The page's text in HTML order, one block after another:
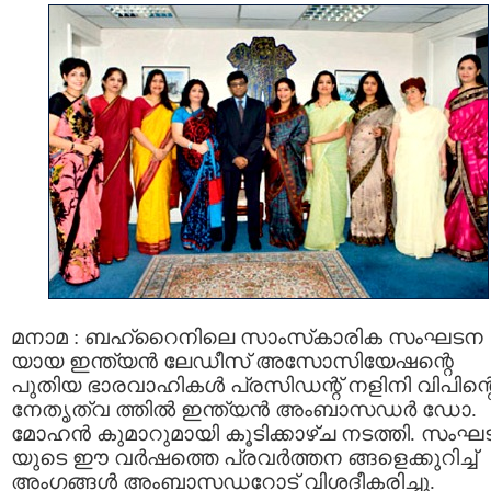
മനാമ : ബഹ്‌റൈനിലെ സാംസ്‌കാരിക സംഘടന
യായ ഇന്ത്യന്‍ ലേഡീസ് അസോസിയേഷന്റെ
പുതിയ ഭാരവാഹികള്‍ പ്രസിഡന്റ് നളിനി
നേതൃത്വ ത്തില്‍ ഇന്ത്യന്‍ അംബാസഡര്‍ ഡോ.
മോഹന്‍ കുമാറുമായി കൂടിക്കാഴ്ച നടത്തി.
യുടെ ഈ വര്‍ഷത്തെ പ്രവര്‍ത്തന ങ്ങളെക്കുറിച്ച്
അംഗങ്ങള്‍ അംബാസഡറോട് വിശദീകരിച്ചു.